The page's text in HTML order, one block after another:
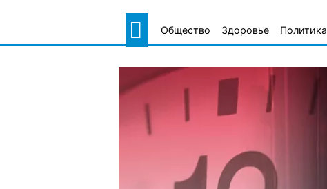
Общество Здоровье Политика